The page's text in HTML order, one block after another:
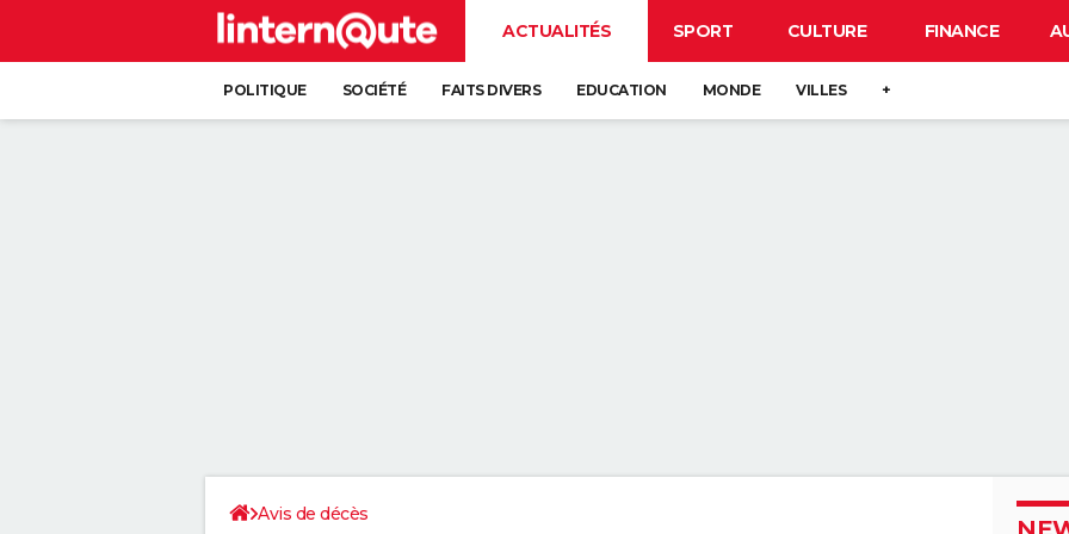
ACTUALITÉS SPORT CULTURE FINANCE
POLITIQUE SOCIÉTÉ FAITS DIVERS EDUCATION MONDE VILLES +
Avis de décès